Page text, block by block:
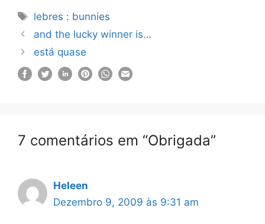
Etiquetas
lebres : bunnies
and the lucky winner is…
está quase
7 comentários em “Obrigada”
Heleen
Dezembro 9, 2009 às 9:31 am